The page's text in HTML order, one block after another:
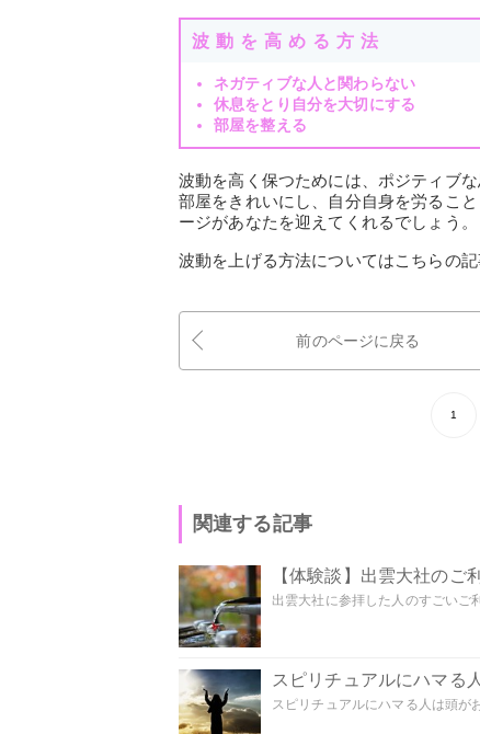
波動を高める方法
ネガティブな人と関わらない
休息をとり自分を大切にする
部屋を整える
波動を高く保つためには、ポジティブ
部屋をきれいにし、自分自身を労るこ
ージがあなたを迎えてくれるでしょう。
波動を上げる方法についてはこちらの
前のページに戻る
1
関連する記事
【体験談】出雲大社のご
出雲大社に参拝した人のすごいご
スピリチュアルにハマる
スピリチュアルにハマる人は頭が